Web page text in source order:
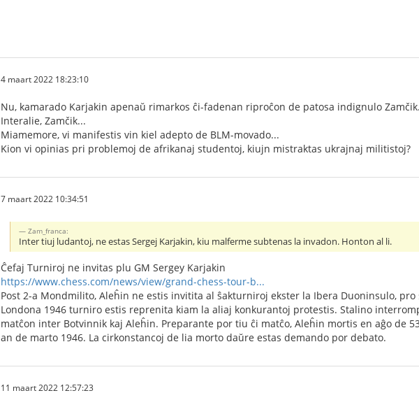
4 maart 2022 18:23:10
Nu, kamarado Karjakin apenaŭ rimarkos ĉi-fadenan riproĉon de patosa indignulo
Interalie, Zamčik...
Miamemore, vi manifestis vin kiel adepto de BLM-movado...
Kion vi opinias pri problemoj de afrikanaj studentoj, kiujn mistraktas ukrajnaj militistoj?
7 maart 2022 10:34:51
Zam_franca:
Inter tiuj ludantoj, ne estas Sergej Karjakin, kiu malferme subtenas la invadon. Honton al li.
Ĉefaj Turniroj ne invitas plu GM Sergey Karjakin
https://www.chess.com/news/view/grand-chess-tour-b...
Post 2-a Mondmilito, Aleĥin ne estis invitita al ŝakturniroj ekster la Ibera Duoninsulo,
Londona 1946 turniro estis reprenita kiam la aliaj konkurantoj protestis. Stalino
matĉon inter Botvinnik kaj Aleĥin. Preparante por tiu ĉi matĉo, Aleĥin mortis en aĝo de
an de marto 1946. La cirkonstancoj de lia morto daŭre estas demando por debato.
11 maart 2022 12:57:23